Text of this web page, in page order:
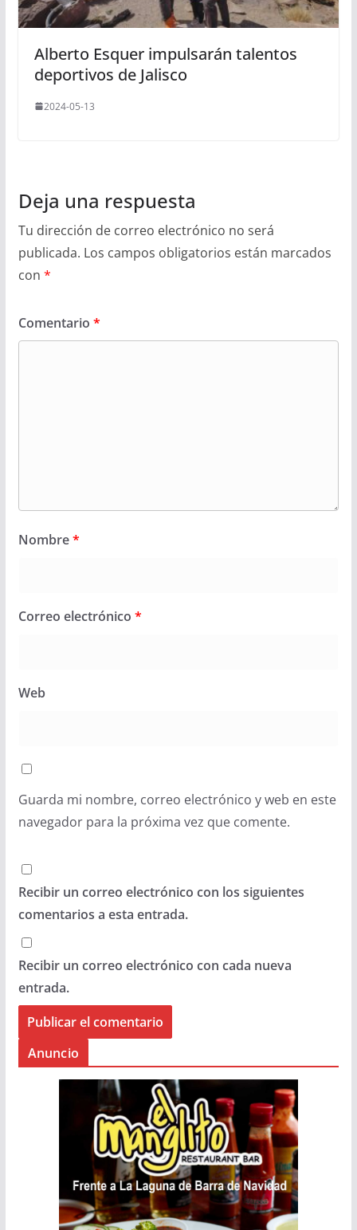
Alberto Esquer impulsarán talentos
deportivos de Jalisco
2024-05-13
Deja una respuesta
Tu dirección de correo electrónico no será
publicada. Los campos obligatorios están marcados
con *
Comentario *
Nombre*
Correo electrónico *
Web
Guarda mi nombre, correo electrónico y web en este
navegador para la próxima vez que comente.
Recibir un correo electrónico con los siguientes
comentarios a esta entrada.
Recibir un correo electrónico con cada nueva
entrada.
Anuncio